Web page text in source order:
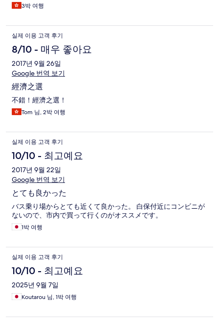
3박 여행
실제 이용 고객 후기
8/10 - 매우 좋아요
2017년 9월 26일
Google 번역 보기
經濟之選
不錯！經濟之選！
Tom 님, 2박 여행
실제 이용 고객 후기
10/10 - 최고예요
2017년 9월 22일
Google 번역 보기
とても良かった
バス乗り場からとても近くて良かった。 白保付近にコンビニが
ないので、市内で買って行くのがオススメです。
1박 여행
실제 이용 고객 후기
10/10 - 최고예요
2025년 9월 7일
Koutarou 님, 1박 여행